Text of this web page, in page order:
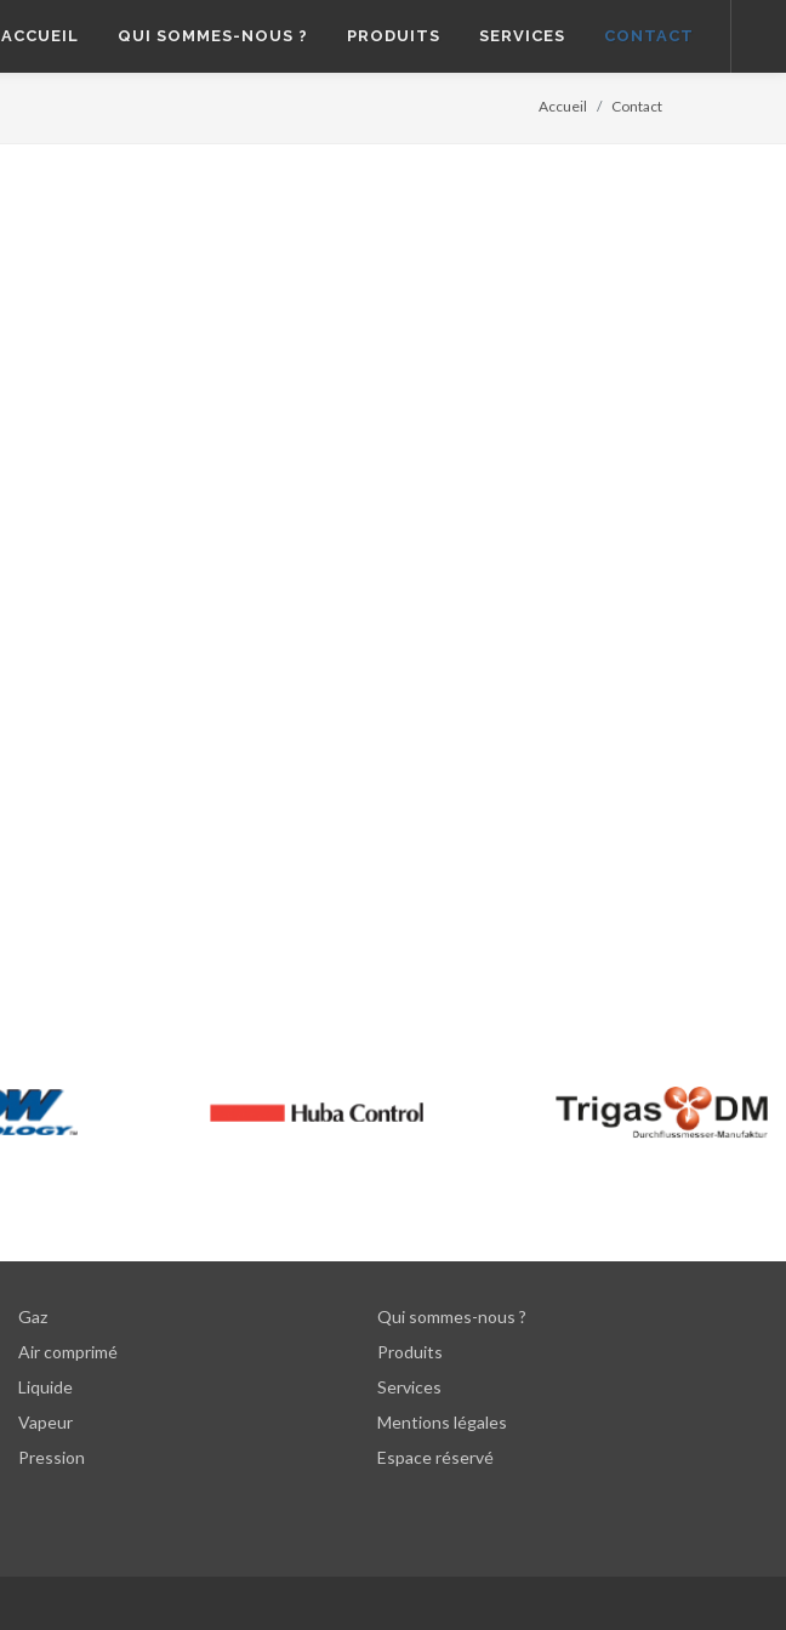
ACCUEIL QUI SOMMES-NOUS ? PRODUITS SERVICES CONTACT
Accueil Contact
Gaz
Air comprimé
Liquide
Vapeur
Pression
Qui sommes-nous ?
Produits
Services
Mentions légales
Espace réservé